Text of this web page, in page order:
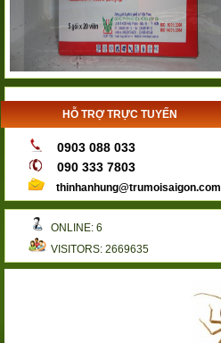
HỖ TRỢ TRỰC TUYẾN
0903 088 033
090 333 7803
thinhanhung@trumoisaigon.com
ONLINE: 6
VISITORS: 2669635